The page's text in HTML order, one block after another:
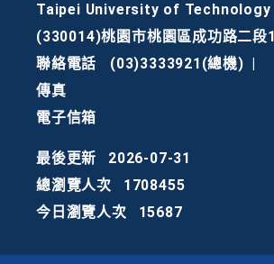
Taipei University of Technology
(330014)桃園市桃園區成功路二段
聯絡電話
(03)3333921(總機)
傳真
電子信箱
最後更新
2026-07-31
總瀏覽人次
1708455
今日瀏覽人次
15687